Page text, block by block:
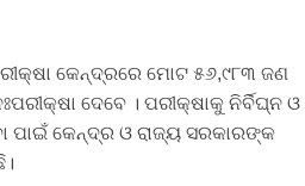
କେନ୍ଦ୍ରରେ ମୋଟ ୫୬,୯୮୩ ଜଣ
ଦେବେ । ପରୀକ୍ଷାକୁ ନିର୍ବିଘ୍ନ ଓ
ପାଇଁ କେନ୍ଦ୍ର ଓ ରାଜ୍ୟ ସରକାରଙ୍କ